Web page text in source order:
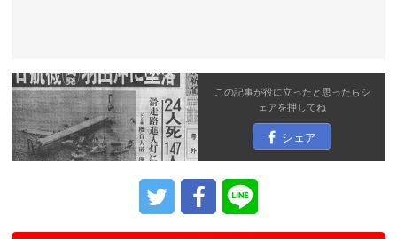
この記事が役に立ったと思ったらシ
ェアを押してね
シェア